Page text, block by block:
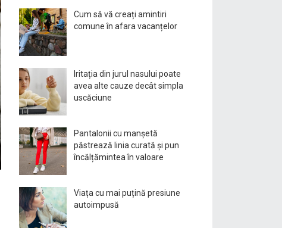
Cum să vă creați amintiri
comune în afara vacanțelor
Iritația din jurul nasului poate
avea alte cauze decât simpla
uscăciune
Pantalonii cu manșetă
păstrează linia curată și pun
încălțămintea în valoare
Viața cu mai puțină presiune
autoimpusă